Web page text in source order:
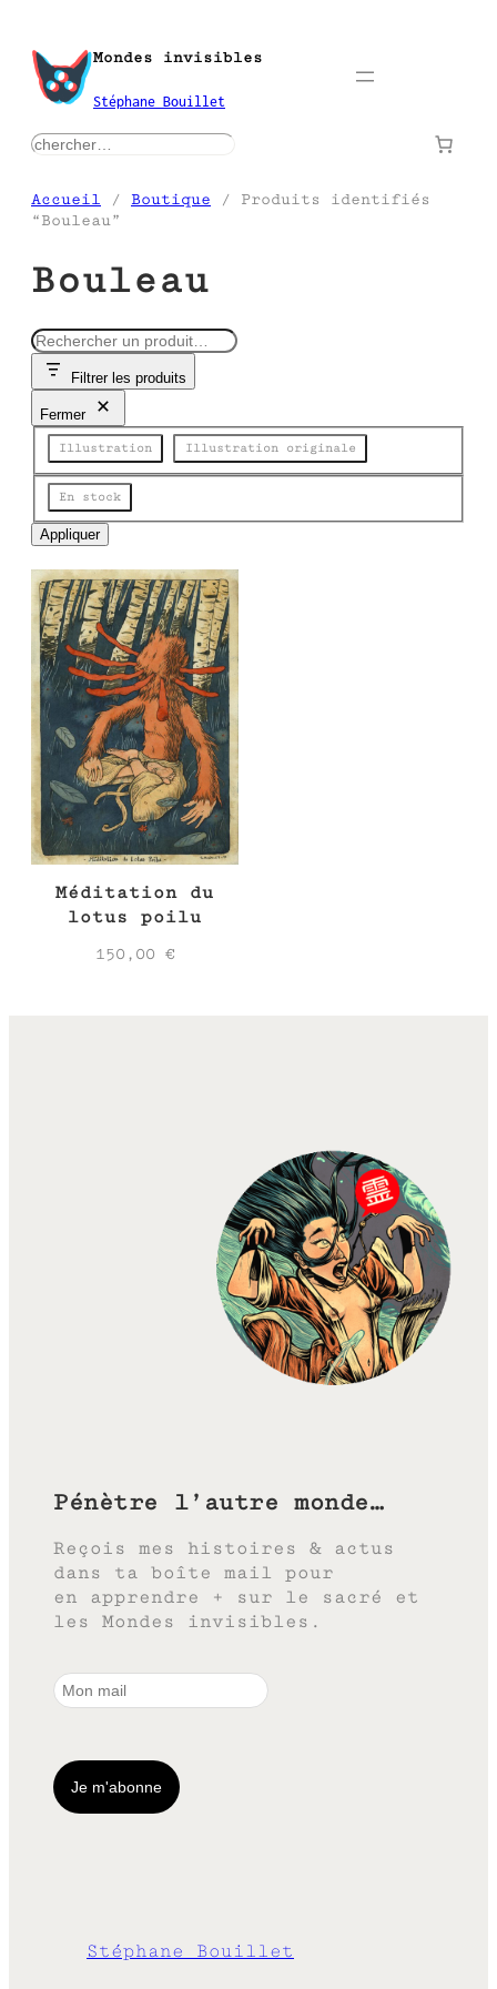
contenu
Mondes invisibles
Stéphane Bouillet
rechercher
Accueil / Boutique / Produits identifiés
“Bouleau”
Bouleau
R
e
e
Filtrer les produits
Fermer
Catégorie
Illustration Illustration originale
Disponibilité
En stock
Appliquer
Méditation du
lotus poilu
150,00 €
Pénètre l’autre monde…
Reçois mes histoires & actus
dans ta boîte mail pour
en apprendre + sur le sacré et
les Mondes invisibles.
Stéphane Bouillet